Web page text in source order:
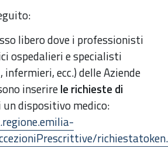
libero dove i professionisti
ospedalieri e specialisti
ecc.) delle Aziende
inserirele richieste di
un dispositivo medico: